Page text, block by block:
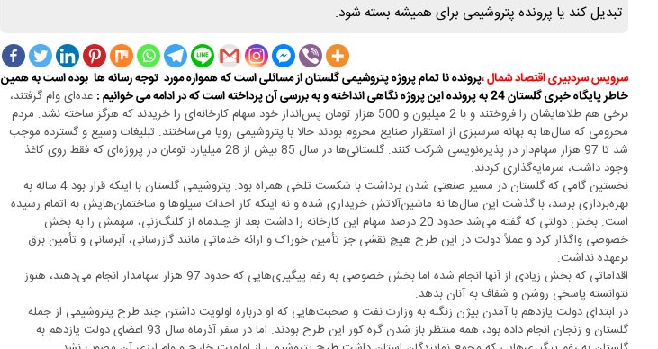
تبدیل کند یا پرونده پتروشیمی برای همیشه بسته شود.
سرویس سردبیری اقتصاد شمال ،پرونده نا تمام پروژه پتروشیمی گلستان از مسائلی است که همواره مورد توجه رسانه ها بوده است به همین
خاطر پایگاه خبری گلستان 24 به پرونده این پروژه نگاهی انداخته و به بررسی آن پرداخته است که در ادامه می خوانیم :
عده‌ای وام گرفتند،
برخی هم طلاهایشان را فروختند و با 2 میلیون و 500 هزار تومان پس‌انداز خود سهام کارخانه‌ای را خریدند که هرگز ساخته نشد. مردم
محرومی که سال‌ها به بهانه سرسبزی از استقرار صنایع محروم بودند حالا با پتروشیمی رویا می‌ساختند. تبلیغات وسیع و گسترده موجب
شد تا 97 هزار سهام‌دار در پذیره‌نویسی شرکت کنند. گلستانی‌ها در سال 85 بیش از 28 میلیارد تومان در پروژه‌ای که فقط روی کاغذ
وجود داشت، سرمایه‌گذاری کردند.
نخستین گامی که گلستان در مسیر صنعتی شدن برداشت با شکست تلخی همراه بود. پتروشیمی گلستان با اینکه قرار بود 4 ساله به
بهره‌برداری برسد، با گذشت این‌ سال‌ها نه ماشین‌آلاتش خریداری شده و نه اینکه کار احداث سیلوها و ساختمان‌هایش به اتمام رسیده
است. بخش دولتی که گفته می‌شد حدود 20 درصد سهام این کارخانه را داشت بعد از چندماه از کلنگ‌زنی، سهمش را به بخش
خصوصی واگذار کرد و عملاً دولت در این طرح هیچ نقشی جز تأمین خوراک و ارائه خدماتی مانند گازرسانی، آبرسانی و تأمین برق
برعهده نداشت.
اقداماتی که بخش زیادی از آنها انجام شده اما بخش خصوصی به رغم پیگیری‌هایی که حدود 97 هزار سهامدار انجام می‌دهند، هنوز
نتوانسته پاسخی روشن و شفاف به آنان بدهد.
در ابتدای دولت یازدهم با آمدن بیژن زنگنه به وزارت نفت و صحبت‌هایی که او درباره اولویت داشتن چند طرح پتروشیمی از جمله
گلستان و زنجان انجام داده بود، همه منتظر باز شدن گره کور این طرح بودند. اما در سفر آذرماه سال 93 اعضای دولت یازدهم به